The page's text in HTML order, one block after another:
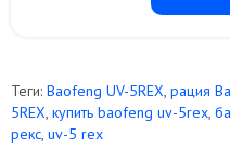
Теги: Baofeng UV-5REX, рация
5REX, купить baofeng uv-5rex,
рекс, uv-5 rex